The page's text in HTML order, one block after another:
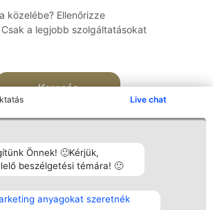
Live chat
Önnek! 🙂Kérjük,
beszélgetési témára! 🙂
anyagokat szeretnék
közelébe? Ellenőrizze
a legjobb szolgáltatásokat
Keresés
Népszavazás
Nyertesek
Elérhetőség
Elérhetőség